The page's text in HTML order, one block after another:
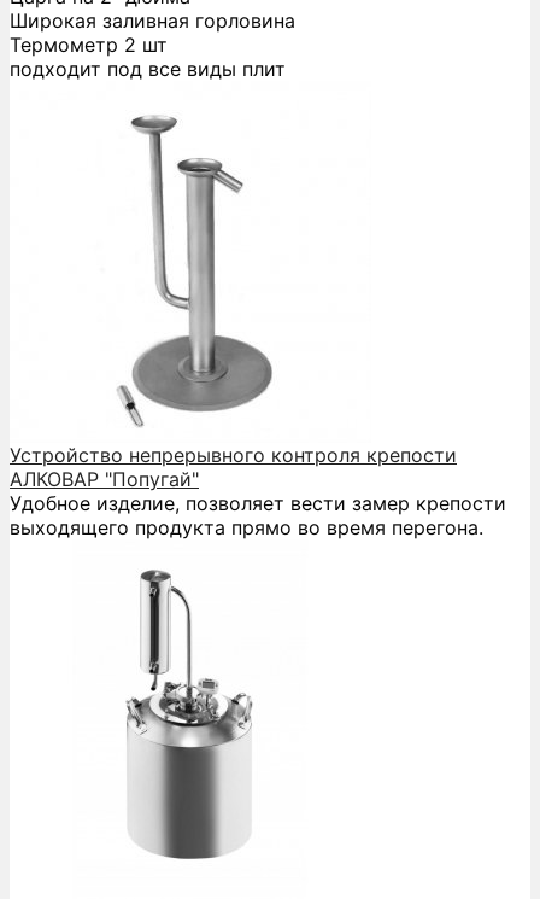
Широкая заливная горловина
Термометр 2 шт
подходит под все виды плит
Устройство непрерывного контроля крепости
АЛКОВАР "Попугай"
Удобное изделие, позволяет вести замер крепости
выходящего продукта прямо во время перегона.